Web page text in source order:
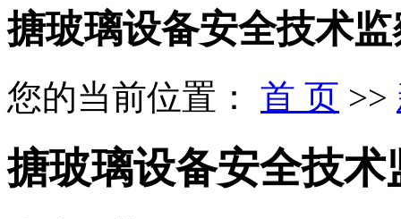
搪玻璃设备安全技术监
您的当前位置： 首 页 >>
搪玻璃设备安全技术